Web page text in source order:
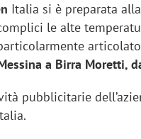
Italia si è preparata
le alte
a Birra Moretti,
pubblicitarie